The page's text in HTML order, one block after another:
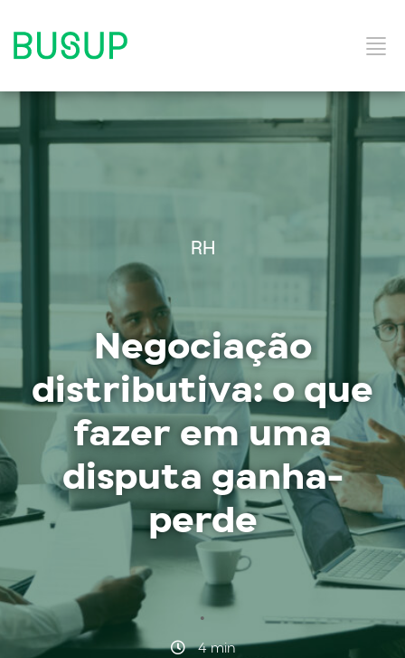
Início
Soluções e Serviços
RH
Negociação
distributiva: o que
fazer em uma
disputa ganha-
perde
·
4 min